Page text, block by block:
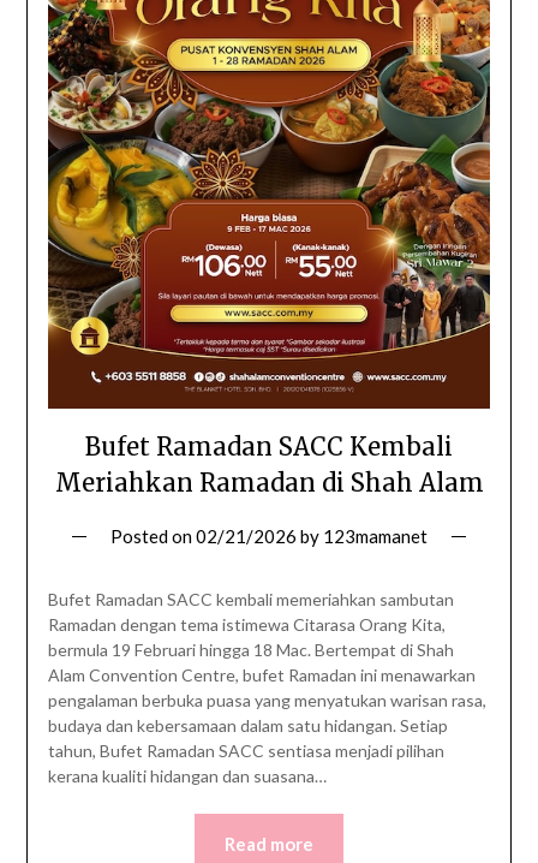
Bufet Ramadan SACC Kembali
Meriahkan Ramadan di Shah Alam
Posted on02/21/2026 by 123mamanet
Bufet Ramadan SACC kembali memeriahkan sambutan
Ramadan dengan tema istimewa Citarasa Orang Kita,
bermula 19 Februari hingga 18 Mac. Bertempat di Shah
Alam Convention Centre, bufet Ramadan ini menawarkan
pengalaman berbuka puasa yang menyatukan warisan rasa,
budaya dan kebersamaan dalam satu hidangan. Setiap
tahun, Bufet Ramadan SACC sentiasa menjadi pilihan
kerana kualiti hidangan dan suasana…
Read more